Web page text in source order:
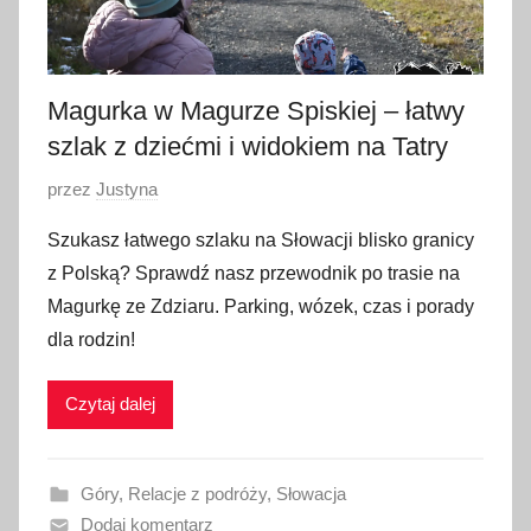
Magurka w Magurze Spiskiej – łatwy
szlak z dziećmi i widokiem na Tatry
O
u
b
l
i
w
n
przez Justyna
Szukasz łatwego szlaku na Słowacji blisko granicy
z Polską? Sprawdź nasz przewodnik po trasie na
Magurkę ze Zdziaru. Parking, wózek, czas i porady
dla rodzin!
Czytaj dalej
Góry, Relacje z podróży, Słowacja
Dodaj komentarz